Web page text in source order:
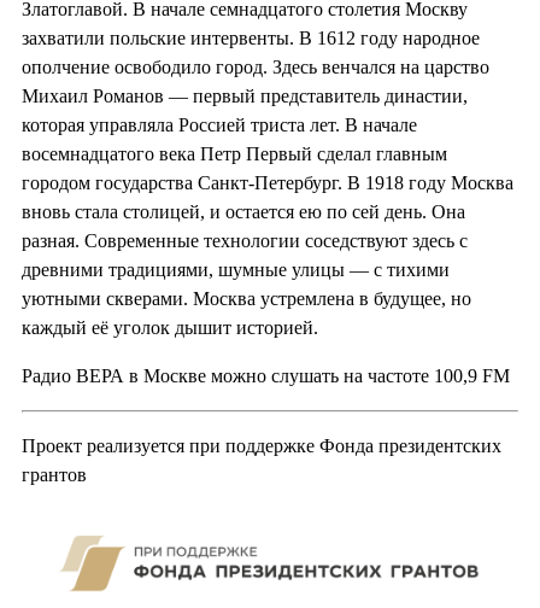
Златоглавой. В начале семнадцатого столетия Москву
захватили польские интервенты. В 1612 году народное
ополчение освободило город. Здесь венчался на царство
Михаил Романов — первый представитель династии,
которая управляла Россией триста лет. В начале
восемнадцатого века Петр Первый сделал главным
городом государства Санкт-Петербург. В 1918 году Москва
вновь стала столицей, и остается ею по сей день. Она
разная. Современные технологии соседствуют здесь с
древними традициями, шумные улицы — с тихими
уютными скверами. Москва устремлена в будущее, но
каждый её уголок дышит историей.
Радио ВЕРА в Москве можно слушать на частоте 100,9 FM
Проект реализуется при поддержке Фонда президентских
грантов